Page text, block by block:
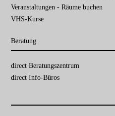
Veranstaltungen - Räume buchen
VHS-Kurse
Beratung
Navigation
überspringen
direct Beratungs­zentrum
direct Info-Büros